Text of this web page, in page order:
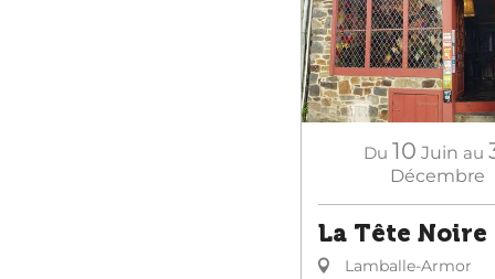
Du 10 Juin au
Décembre
La Tête Noire
Lamballe-Armor